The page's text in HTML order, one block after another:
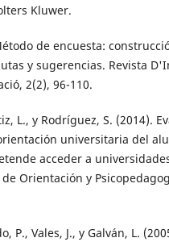
Kluwer.
de encuesta:
y sugerencias. Revista
2(2), 96-110.
L., y Rodríguez, S. (2014).
universitaria del
acceder a
de Orientación y
P., Vales, J., y Galván, L.